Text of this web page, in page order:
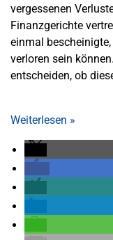
vergessenen
Finanzgerichte
einmal
verloren sein
entscheiden, ob
Weiterlesen »